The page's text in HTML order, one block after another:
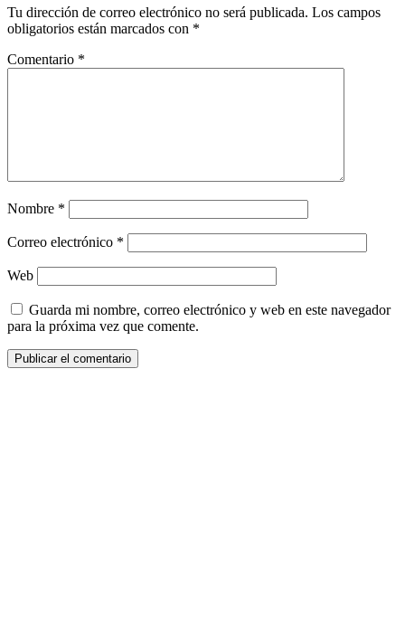
Tu dirección de correo electrónico no será publicada. Los campos
obligatorios están marcados con *
Comentario *
Nombre *
Correo electrónico *
Web
Guarda mi nombre, correo electrónico y web en este navegador
para la próxima vez que comente.